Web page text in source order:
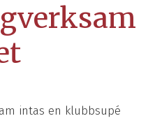
intas en klubbsupé